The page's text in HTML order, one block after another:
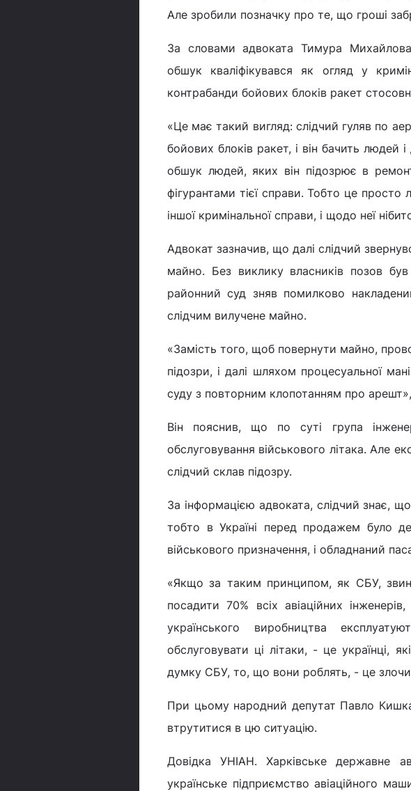
Але зробили позначку про те, що гроші
За словами адвоката Тимура
обшук кваліфікувався як огляд у
контрабанди бойових блоків ракет
«Це має такий вигляд: слідчий гуляв по
бойових блоків ракет, і він бачить
обшук людей, яких він підозрює в
фігурантами тієї справи. Тобто це просто
іншої кримінальної справи, і щодо неї
Адвокат зазначив, що далі слідчий
майно. Без виклику власників позов
районний суд зняв помилково
слідчим вилучене майно.
«Замість того, щоб повернути майно,
підозри, і далі шляхом процесуальної
суду з повторним клопотанням про
Він пояснив, що по суті група
обслуговування військового літака. Але
слідчий склав підозру.
За інформацією адвоката, слідчий знає,
тобто в Україні перед продажем було
військового призначення, і обладнаний
«Якщо за таким принципом, як СБУ,
посадити 70% всіх авіаційних
українського виробництва
обслуговувати ці літаки, - це українці,
думку СБУ, то, що вони роблять, - це
При цьому народний депутат Павло
втрутитися в цю ситуацію.
Довідка УНІАН. Харківське державне
українське підприємство авіаційного